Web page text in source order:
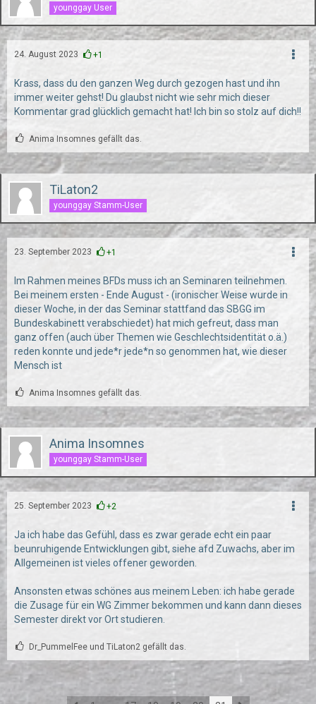
younggay User
24. August 2023 +1
Krass, dass du den ganzen Weg durch gezogen hast und ihn
immer weiter gehst! Du glaubst nicht wie sehr mich dieser
Kommentar grad glücklich gemacht hat! Ich bin so stolz auf dich!!
Anima Insomnes gefällt das.
TiLaton2
younggay Stamm-User
23. September 2023 +1
Im Rahmen meines BFDs muss ich an Seminaren teilnehmen.
Bei meinem ersten - Ende August - (ironischer Weise wurde in
dieser Woche, in der das Seminar stattfand das SBGG im
Bundeskabinett verabschiedet) hat mich gefreut, dass man
ganz offen (auch über Themen wie Geschlechtsidentität o.ä.)
reden konnte und jede*r jede*n so genommen hat, wie dieser
Mensch ist
Anima Insomnes gefällt das.
Anima Insomnes
younggay Stamm-User
25. September 2023 +2
Ja ich habe das Gefühl, dass es zwar gerade echt ein paar
beunruhigende Entwicklungen gibt, siehe afd Zuwachs, aber im
Allgemeinen ist vieles offener geworden.
Ansonsten etwas schönes aus meinem Leben: ich habe gerade
die Zusage für ein WG Zimmer bekommen und kann dann dieses
Semester direkt vor Ort studieren.
Dr_PummelFee und TiLaton2 gefällt das.